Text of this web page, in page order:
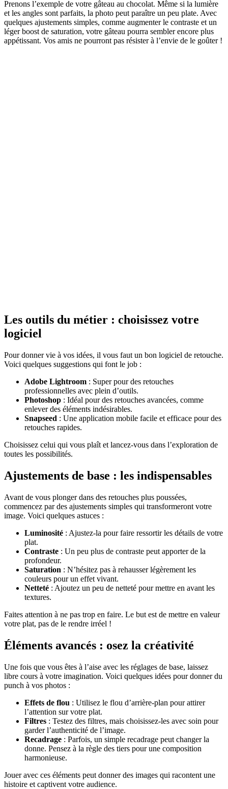
Prenons l’exemple de votre gâteau au chocolat. Même si la lumière
et les angles sont parfaits, la photo peut paraître un peu plate. Avec
quelques ajustements simples, comme augmenter le contraste et un
léger boost de saturation, votre gâteau pourra sembler encore plus
appétissant. Vos amis ne pourront pas résister à l’envie de le goûter !
Les outils du métier : choisissez votre
logiciel
Pour donner vie à vos idées, il vous faut un bon logiciel de retouche.
Voici quelques suggestions qui font le job :
Adobe Lightroom : Super pour des retouches
professionnelles avec plein d’outils.
Photoshop : Idéal pour des retouches avancées, comme
enlever des éléments indésirables.
Snapseed : Une application mobile facile et efficace pour des
retouches rapides.
Choisissez celui qui vous plaît et lancez-vous dans l’exploration de
toutes les possibilités.
Ajustements de base : les indispensables
Avant de vous plonger dans des retouches plus poussées,
commencez par des ajustements simples qui transformeront votre
image. Voici quelques astuces :
Luminosité : Ajustez-la pour faire ressortir les détails de votre
plat.
Contraste : Un peu plus de contraste peut apporter de la
profondeur.
Saturation : N’hésitez pas à rehausser légèrement les
couleurs pour un effet vivant.
Netteté : Ajoutez un peu de netteté pour mettre en avant les
textures.
Faites attention à ne pas trop en faire. Le but est de mettre en valeur
votre plat, pas de le rendre irréel !
Éléments avancés : osez la créativité
Une fois que vous êtes à l’aise avec les réglages de base, laissez
libre cours à votre imagination. Voici quelques idées pour donner du
punch à vos photos :
Effets de flou : Utilisez le flou d’arrière-plan pour attirer
l’attention sur votre plat.
Filtres : Testez des filtres, mais choisissez-les avec soin pour
garder l’authenticité de l’image.
Recadrage : Parfois, un simple recadrage peut changer la
donne. Pensez à la règle des tiers pour une composition
harmonieuse.
Jouer avec ces éléments peut donner des images qui racontent une
histoire et captivent votre audience.